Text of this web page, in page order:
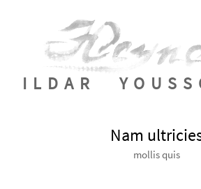
ILDAR
Nam
mollis quis